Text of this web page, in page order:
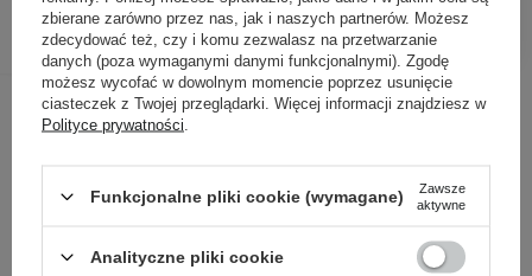
DODAJ DO KOSZYKA
Inni klienci sprawdzali również
zbierane zarówno przez nas, jak i naszych partnerów. Możesz
zdecydować też, czy i komu zezwalasz na przetwarzanie
danych (poza wymaganymi danymi funkcjonalnymi). Zgodę
możesz wycofać w dowolnym momencie poprzez usunięcie
ciasteczek z Twojej przeglądarki. Więcej informacji znajdziesz w
Polityce prywatności
Funkcjonalne pliki cookie (wymagane)
Zawsze
aktywne
Analityczne pliki cookie